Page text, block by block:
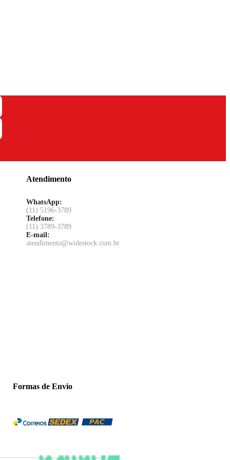
Atendimento
WhatsApp:
(11) 5196-3789
Telefone:
(11) 3789-3789
E-mail:
atendimento@widestock.com.br
Formas de Envio